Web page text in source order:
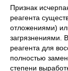
Признак
реагента
отложениями)
загрязнениями.
реагента для
полностью
степени